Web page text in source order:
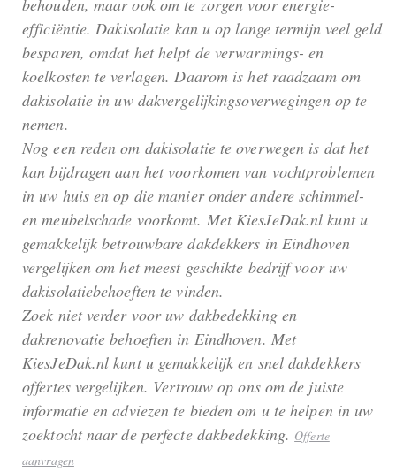
behouden, maar ook om te zorgen voor energie-
efficiëntie. Dakisolatie kan u op lange termijn veel geld
besparen, omdat het helpt de verwarmings- en
koelkosten te verlagen. Daarom is het raadzaam om
dakisolatie in uw dakvergelijkingsoverwegingen op te
nemen.
Nog een reden om dakisolatie te overwegen is dat het
kan bijdragen aan het voorkomen van vochtproblemen
in uw huis en op die manier onder andere schimmel-
en meubelschade voorkomt. Met KiesJeDak.nl kunt u
gemakkelijk betrouwbare dakdekkers in Eindhoven
vergelijken om het meest geschikte bedrijf voor uw
dakisolatiebehoeften te vinden.
Zoek niet verder voor uw dakbedekking en
dakrenovatie behoeften in Eindhoven. Met
KiesJeDak.nl kunt u gemakkelijk en snel dakdekkers
offertes vergelijken. Vertrouw op ons om de juiste
informatie en adviezen te bieden om u te helpen in uw
zoektocht naar de perfecte dakbedekking. Offerte
aanvragen